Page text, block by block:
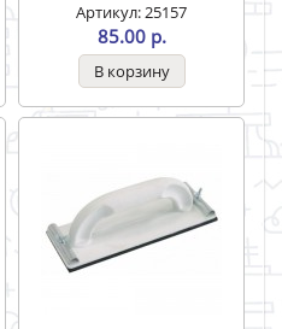
Артикул: 25157
85.00 р.